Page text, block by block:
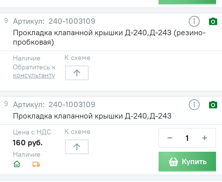
9
240-1003109
Прокладка клапанной крышки Д-240,Д-243 (резино-
пробковая)
Наличие
Обратитесь к
консультанту
К схеме
9
240-1003109
Прокладка клапанной крышки Д-240,Д-243
Наличие
Цена с НДС
160 руб.
К схеме − +
Купить